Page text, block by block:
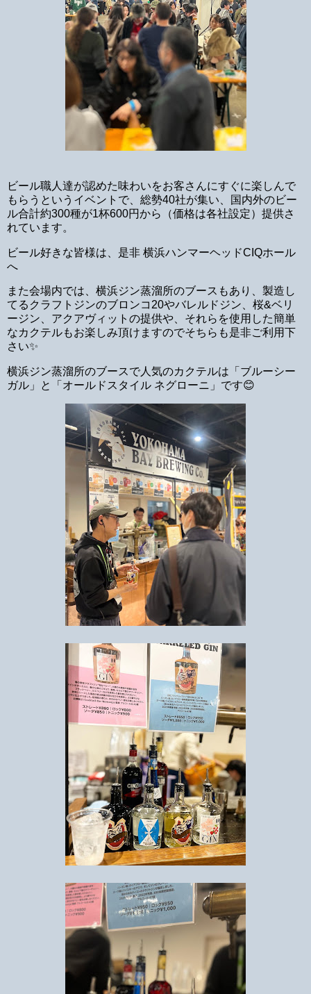
ビール職人達が認めた味わいをお客さんにすぐに楽しんで
もらうというイベントで、総勢40社が集い、国内外のビー
ル合計約300種が1杯600円から（価格は各社設定）提供さ
れています。
ビール好きな皆様は、是非 横浜ハンマーヘッドCIQホール
へ
また会場内では、横浜ジン蒸溜所のブースもあり、製造し
てるクラフトジンのブロンコ20やバレルドジン、桜&ベリ
ージン、アクアヴィットの提供や、それらを使用した簡単
なカクテルもお楽しみ頂けますのでそちらも是非ご利用下
さい✨
横浜ジン蒸溜所のブースで人気のカクテルは「ブルーシー
ガル」と「オールドスタイル ネグローニ」です😊